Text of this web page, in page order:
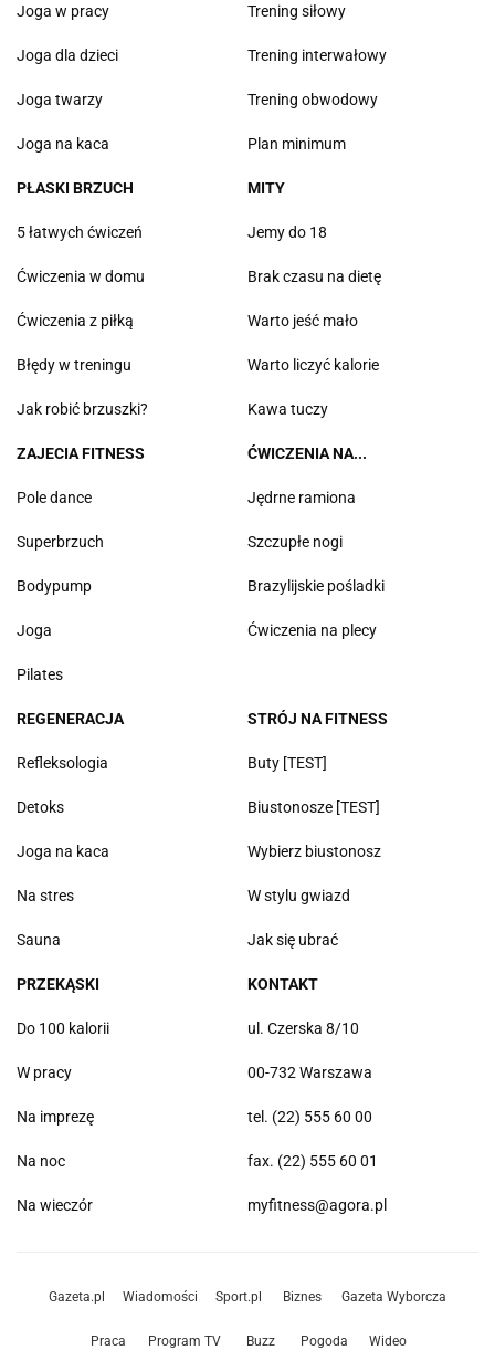
Joga w pracy
Joga dla dzieci
Joga twarzy
Joga na kaca
Trening siłowy
Trening interwałowy
Trening obwodowy
Plan minimum
PŁASKI BRZUCH
5 łatwych ćwiczeń
Ćwiczenia w domu
Ćwiczenia z piłką
Błędy w treningu
Jak robić brzuszki?
MITY
Jemy do 18
Brak czasu na dietę
Warto jeść mało
Warto liczyć kalorie
Kawa tuczy
ZAJECIA FITNESS
Pole dance
Superbrzuch
Bodypump
Joga
Pilates
ĆWICZENIA NA...
Jędrne ramiona
Szczupłe nogi
Brazylijskie pośladki
Ćwiczenia na plecy
REGENERACJA
Refleksologia
Detoks
Joga na kaca
Na stres
Sauna
STRÓJ NA FITNESS
Buty [TEST]
Biustonosze [TEST]
Wybierz biustonosz
W stylu gwiazd
Jak się ubrać
PRZEKĄSKI
Do 100 kalorii
W pracy
Na imprezę
Na noc
Na wieczór
KONTAKT
ul. Czerska 8/10
00-732 Warszawa
tel. (22) 555 60 00
fax. (22) 555 60 01
myfitness@agora.pl
Gazeta.pl Wiadomości Sport.pl Biznes Gazeta Wyborcza
Praca Program TV Buzz Pogoda Wideo